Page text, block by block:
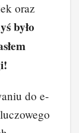
oraz
było
do e-